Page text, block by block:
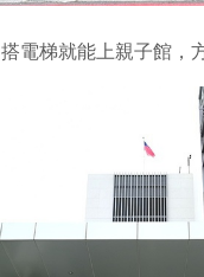
電梯就能上親子館，